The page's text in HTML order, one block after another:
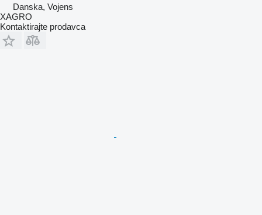
Danska, Vojens
XAGRO
Kontaktirajte prodavca